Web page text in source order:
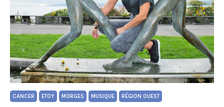
CANCER ETOY MORGES MUSIQUE RÉGION OUEST